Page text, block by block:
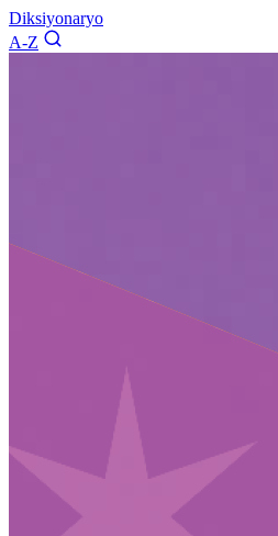
Diksiyonaryo
A-Z